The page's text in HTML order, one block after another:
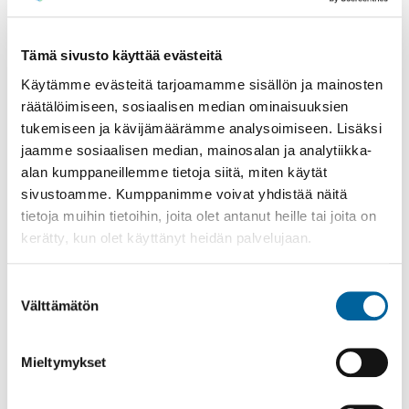
Tämä sivusto käyttää evästeitä
Käytämme evästeitä tarjoamamme sisällön ja mainosten
räätälöimiseen, sosiaalisen median ominaisuuksien
tukemiseen ja kävijämäärämme analysoimiseen. Lisäksi
jaamme sosiaalisen median, mainosalan ja analytiikka-
alan kumppaneillemme tietoja siitä, miten käytät
sivustoamme. Kumppanimme voivat yhdistää näitä
tietoja muihin tietoihin, joita olet antanut heille tai joita on
kerätty, kun olet käyttänyt heidän palvelujaan.
valinta
Välttämätön
Mieltymykset
Sihteeri: Marika Rajasalo
http://mansoniemenmeno.sporttisaitti.com/
Mudo Sports Ikaalinen
Taekwondo, Combat Hapkido, Aikido
ikaalinen@mudosports.fi
https://mudosports.fi/
Ikaalisten tennisseura
Seuran pj.: Unto Rissanen p. 050 0636909, osoite
(YouTube)